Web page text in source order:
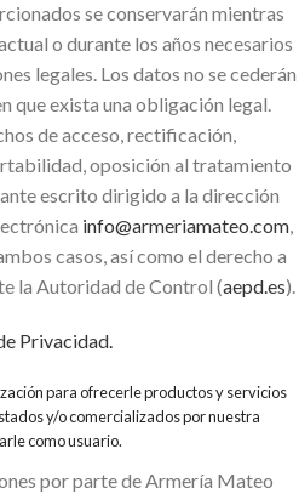
se conservarán mientras
o durante los años necesarios
legales. Los datos no se cederán
que exista una obligación legal.
de acceso, rectificación,
oposición al tratamiento
escrito dirigido a la dirección
info@armeriamateo.com,
casos, así como el derecho a
la Autoridad de Control (aepd.es).
Privacidad.
para ofrecerle productos y servicios
y/o comercializados por nuestra
como usuario.
por parte de Armería Mateo